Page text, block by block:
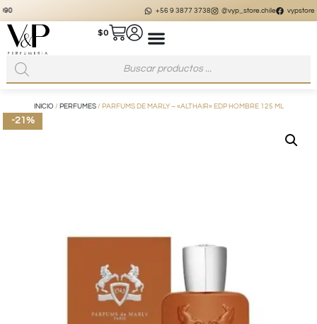
@vyp_store.chile vypstore.cl
$0
INICIO / PERFUMES/ PARFUMS DE MARLY – «ALTHAIR» EDP HOMBRE 125 ML
-21%